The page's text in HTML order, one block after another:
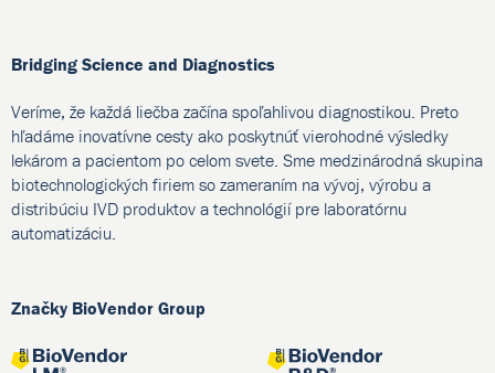
Bridging Science and Diagnostics
Veríme, že každá liečba začína spoľahlivou diagnostikou. Preto
hľadáme inovatívne cesty ako poskytnúť vierohodné výsledky
lekárom a pacientom po celom svete. Sme medzinárodná skupina
biotechnologických firiem so zameraním na vývoj, výrobu a
distribúciu IVD produktov a technológií pre laboratórnu
automatizáciu.
Značky BioVendor Group